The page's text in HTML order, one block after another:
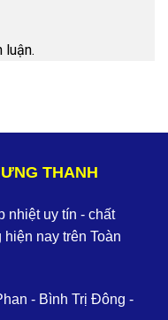
luận.
THANH
nhiệt uy tín - chất
nay trên Toàn
- Bình Trị Đông -